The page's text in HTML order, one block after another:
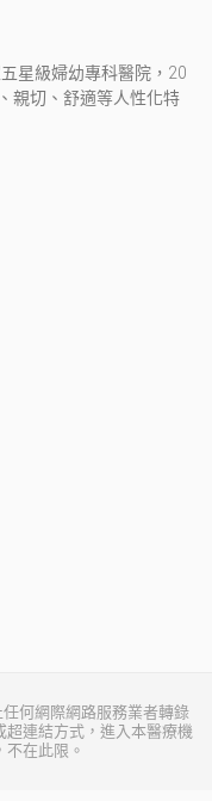
星級婦幼專科醫院，20
親切、舒適等人性化特
何網際網路服務業者轉錄
連結方式，進入本醫療機
在此限。